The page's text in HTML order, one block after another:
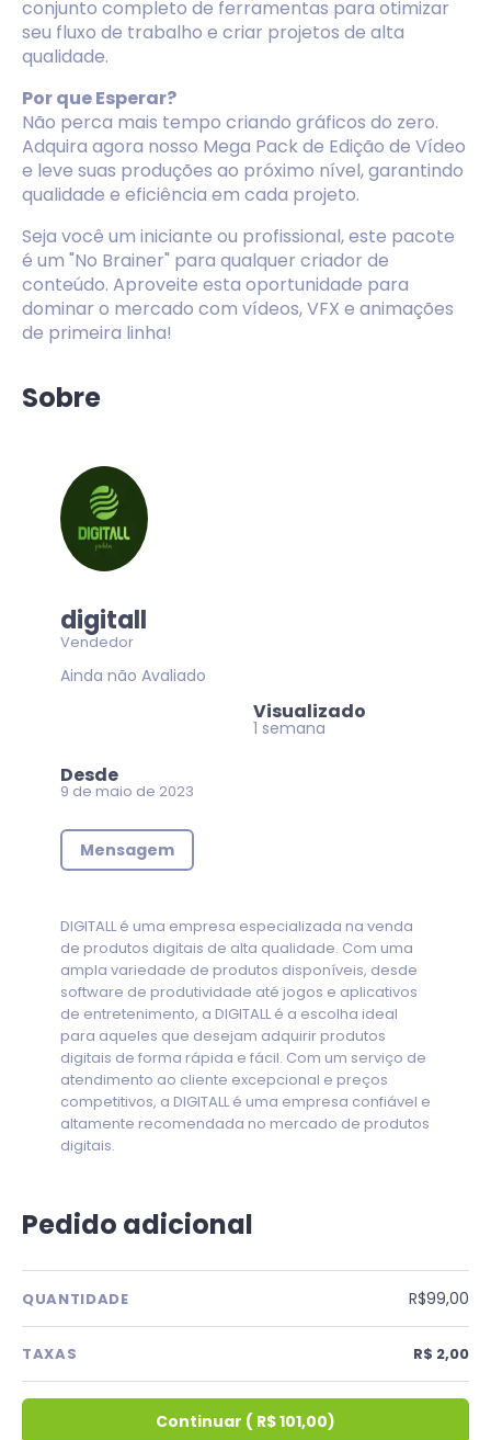
conjunto completo de ferramentas para otimizar
seu fluxo de trabalho e criar projetos de alta
qualidade.
Por que Esperar?
Não perca mais tempo criando gráficos do zero.
Adquira agora nosso Mega Pack de Edição de Vídeo
e leve suas produções ao próximo nível, garantindo
qualidade e eficiência em cada projeto.
Seja você um iniciante ou profissional, este pacote
é um "No Brainer" para qualquer criador de
conteúdo. Aproveite esta oportunidade para
dominar o mercado com vídeos, VFX e animações
de primeira linha!
Sobre
digitall
Vendedor
Ainda não Avaliado
Visualizado
1 semana
Desde
9 de maio de 2023
Mensagem
DIGITALL é uma empresa especializada na venda
de produtos digitais de alta qualidade. Com uma
ampla variedade de produtos disponíveis, desde
software de produtividade até jogos e aplicativos
de entretenimento, a DIGITALL é a escolha ideal
para aqueles que desejam adquirir produtos
digitais de forma rápida e fácil. Com um serviço de
atendimento ao cliente excepcional e preços
competitivos, a DIGITALL é uma empresa confiável e
altamente recomendada no mercado de produtos
digitais.
Pedido adicional
QUANTIDADE R$99,00
TAXAS R$ 2,00
Continuar ( R$ 101,00)